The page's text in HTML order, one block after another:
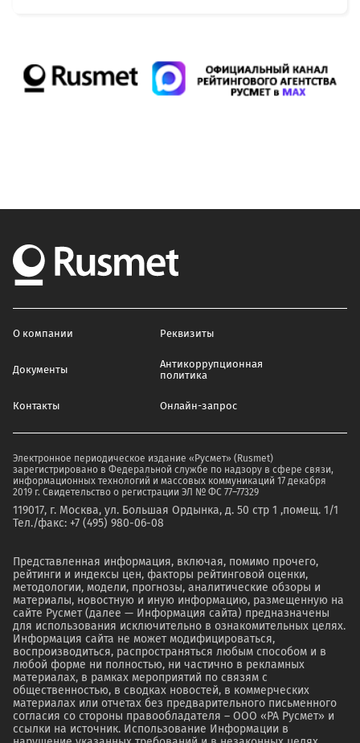
О компании Реквизиты
Документы
Антикоррупционная
политика
Контакты Онлайн-запрос
Электронное периодическое издание «Русмет» (Rusmet)
зарегистрировано в Федеральной службе по надзору в сфере связи,
информационных технологий и массовых коммуникаций 17 декабря
2019 г. Свидетельство о регистрации ЭЛ № ФС 77–77329
119017, г. Москва, ул. Большая Ордынка, д. 50 стр 1 ,помещ. 1/1
Тел./факс: +7 (495) 980-06-08
Представленная информация, включая, помимо прочего,
рейтинги и индексы цен, факторы рейтинговой оценки,
методологии, модели, прогнозы, аналитические обзоры и
материалы, новостную и иную информацию, размещенную на
сайте Русмет (далее — Информация сайта) предназначены
для использования исключительно в ознакомительных целях.
Информация сайта не может модифицироваться,
воспроизводиться, распространяться любым способом и в
любой форме ни полностью, ни частично в рекламных
материалах, в рамках мероприятий по связям с
общественностью, в сводках новостей, в коммерческих
материалах или отчетах без предварительного письменного
согласия со стороны правообладателя – ООО «РА Русмет» и
ссылки на источник. Использование Информации в